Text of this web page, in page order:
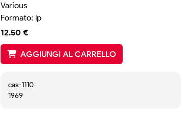
Various
Formato: lp
12.50 €
AGGIUNGI AL CARRELLO
cas-1110
1969